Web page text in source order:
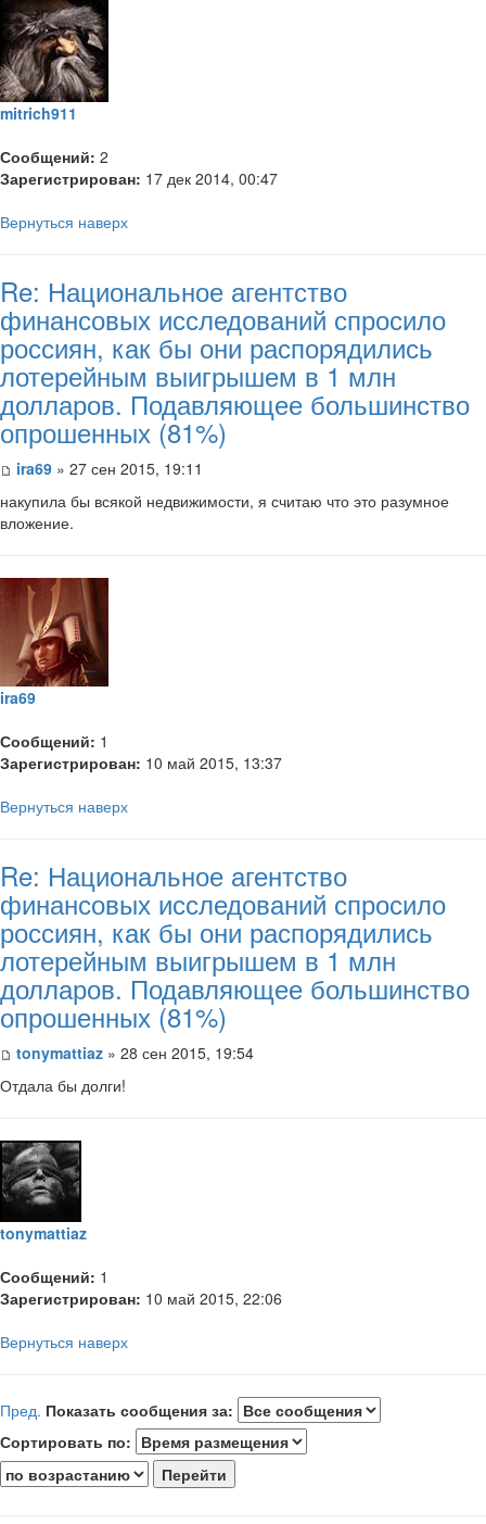
mitrich911
Сообщений: 2
Зарегистрирован: 17 дек 2014, 00:47
Вернуться наверх
Re: Национальное агентство
финансовых исследований спросило
россиян, как бы они распорядились
лотерейным выигрышем в 1 млн
долларов. Подавляющее большинство
опрошенных (81%)
ira69 » 27 сен 2015, 19:11
накупила бы всякой недвижимости, я считаю что это разумное
вложение.
ira69
Сообщений: 1
Зарегистрирован: 10 май 2015, 13:37
Вернуться наверх
Re: Национальное агентство
финансовых исследований спросило
россиян, как бы они распорядились
лотерейным выигрышем в 1 млн
долларов. Подавляющее большинство
опрошенных (81%)
tonymattiaz » 28 сен 2015, 19:54
Отдала бы долги!
tonymattiaz
Сообщений: 1
Зарегистрирован: 10 май 2015, 22:06
Вернуться наверх
Пред. Показать сообщения за:
Сортировать по: